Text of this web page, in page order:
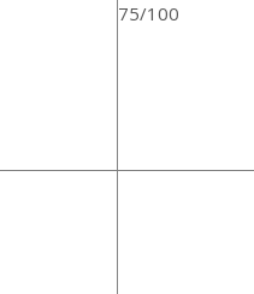
75/100